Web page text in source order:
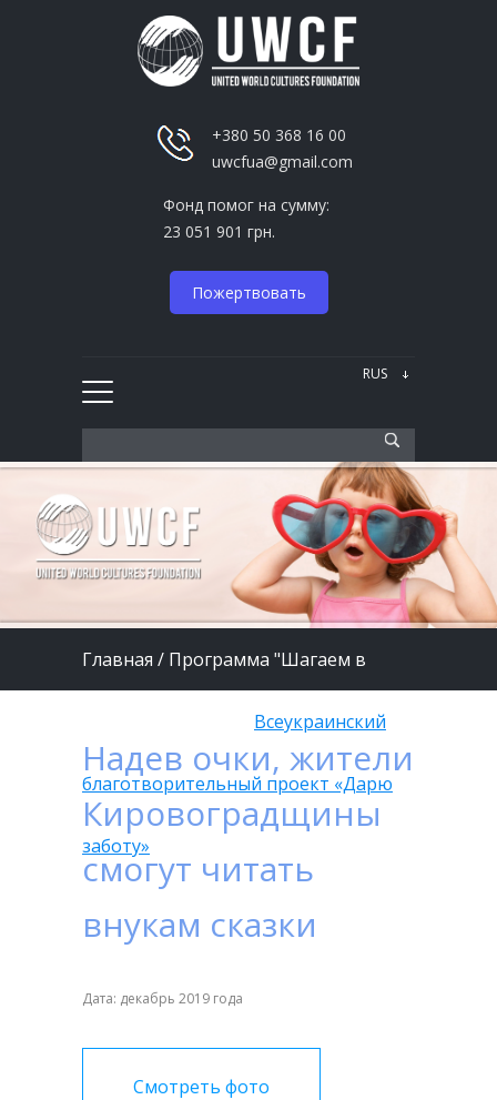
+380 50 368 16 00
uwcfua@gmail.com
Фонд помог на сумму:
23 051 901 грн.
Пожертвовать
Главная / Программа "Шагаем в
Всеукраинский
благотворительный проект «Дарю
заботу»
Надев очки, жители
Кировоградщины
смогут читать
внукам сказки
Дата: декабрь 2019 года
Смотреть фото